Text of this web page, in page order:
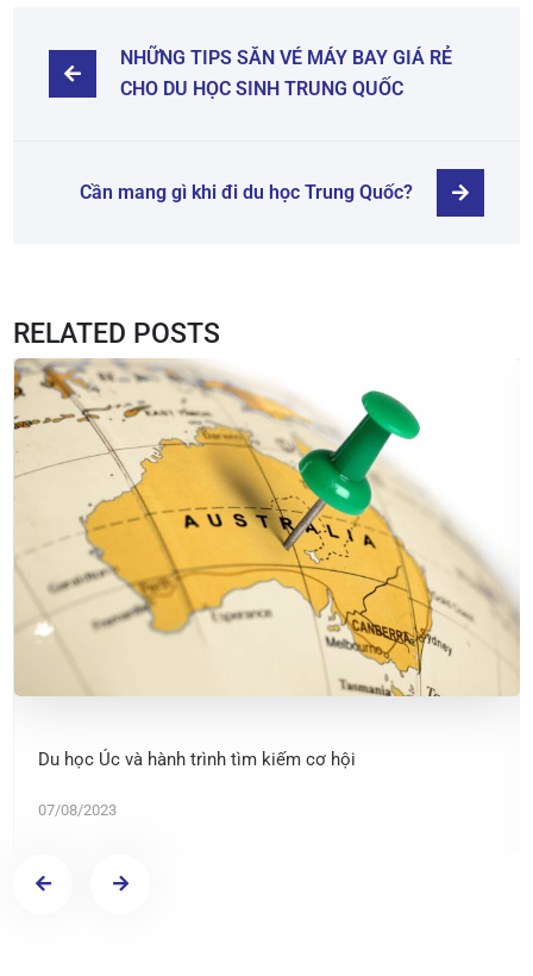
NHỮNG TIPS SĂN VÉ MÁY BAY GIÁ RẺ
CHO DU HỌC SINH TRUNG QUỐC
Cần mang gì khi đi du học Trung Quốc?
RELATED POSTS
Du học Úc và hành trình tìm kiếm cơ hội
07/08/2023